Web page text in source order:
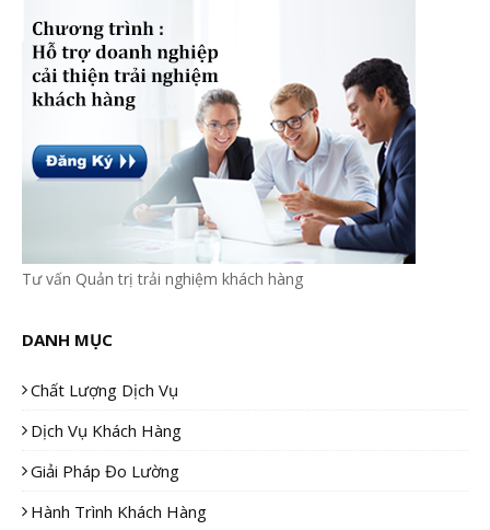
Tư vấn Quản trị trải nghiệm khách hàng
DANH MỤC
Chất Lượng Dịch Vụ
Dịch Vụ Khách Hàng
Giải Pháp Đo Lường
Hành Trình Khách Hàng